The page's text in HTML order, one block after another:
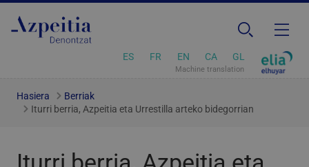
ES FR EN CA GL
Machine translation
Hasiera
Berriak
Iturri berria, Azpeitia eta Urrestilla arteko bidegorrian